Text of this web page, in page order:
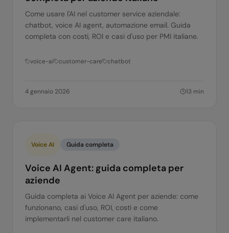
Come usare l'AI nel customer service aziendale:
chatbot, voice AI agent, automazione email. Guida
completa con costi, ROI e casi d'uso per PMI italiane.
voice-ai customer-care chatbot
4 gennaio 2026 13 min
Voice AI Guida completa
Voice AI Agent: guida completa per
aziende
Guida completa ai Voice AI Agent per aziende: come
funzionano, casi d'uso, ROI, costi e come
implementarli nel customer care italiano.